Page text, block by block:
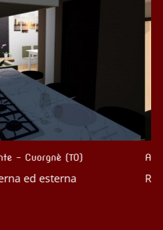
– Andora (IM)
interna ed esterna